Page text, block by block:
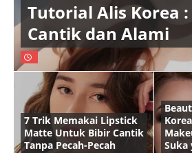
Tutorial Alis Korea
Cantik dan Alami
7 Trik Memakai Lipstick
Matte Untuk Bibir Cantik
Tanpa Pecah-Pecah
Suka